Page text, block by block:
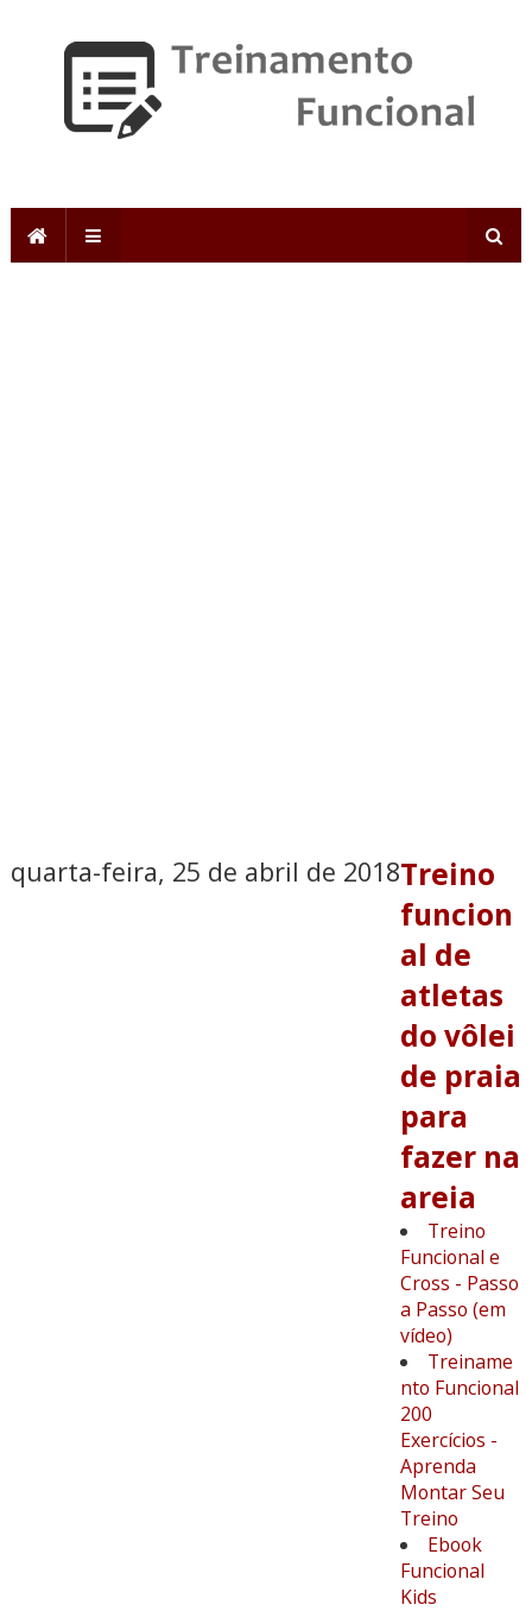
quarta-feira, 25 de abril de 2018Treino
funcion
al de
atletas
do vôlei
de praia
para
fazer na
areia
Treino
Funcional e
Cross - Passo
a Passo (em
vídeo)
Treiname
nto Funcional
200
Exercícios -
Aprenda
Montar Seu
Treino
Ebook
Funcional
Kids